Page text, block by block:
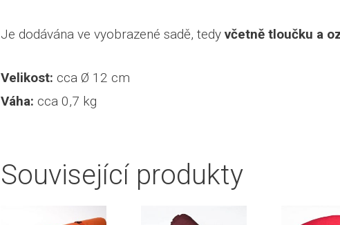
Je dodávána ve vyobrazené sadě, tedy včetně tloučku a
Velikost: cca Ø 12 cm
Váha: cca 0,7 kg
Související produkty